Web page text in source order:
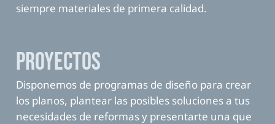
siempre materiales de primera calidad.
Proyectos
Disponemos de programas de diseño para crear
los planos, plantear las posibles soluciones a tus
necesidades de reformas y presentarte una que